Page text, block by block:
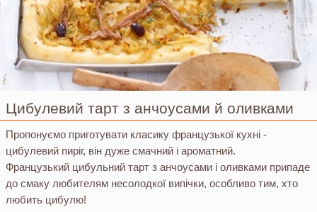
Цибулевий тарт з анчоусами й оливками
Пропонуємо приготувати класику французької кухні -
цибулевий пиріг, він дуже смачний і ароматний.
Французький цибульний тарт з анчоусами і оливками припаде
до смаку любителям несолодкої випічки, особливо тим, хто
любить цибулю!